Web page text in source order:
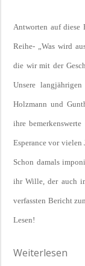
Antworten auf diese
Reihe- „Was wird
die wir mit der
Unsere
Holzmann und
ihre
Esperance vor vielen
Schon damals
ihr Wille, der auch
verfassten Bericht
Lesen!
Weiterlesen